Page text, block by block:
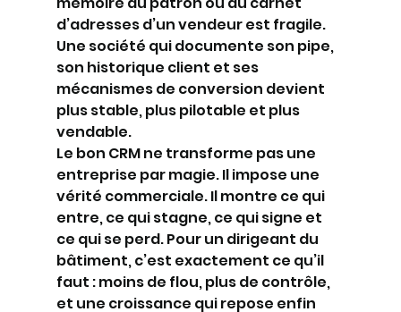
d’adresses d’un vendeur est fragile.
Une société qui documente son pipe,
son historique client et ses
mécanismes de conversion devient
plus stable, plus pilotable et plus
vendable.
Le bon CRM ne transforme pas une
entreprise par magie. Il impose une
vérité commerciale. Il montre ce qui
entre, ce qui stagne, ce qui signe et
ce qui se perd. Pour un dirigeant du
bâtiment, c’est exactement ce qu’il
faut : moins de flou, plus de contrôle,
et une croissance qui repose enfin